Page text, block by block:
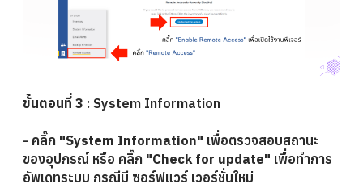
ขั้นตอนที่ 3 : System Information
- คลิ๊ก "System Information" เพื่อตรวจสอบสถานะ
ของอุปกรณ์ หรือ คลิ๊ก "Check for update" เพื่อทำการ
อัพเดทระบบ กรณีมี ซอร์ฟแวร์ เวอร์ชั่นใหม่